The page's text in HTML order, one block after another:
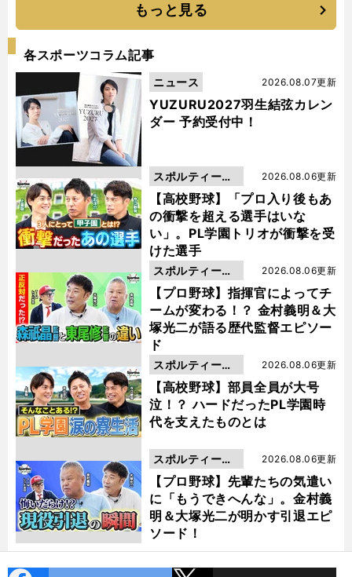
もっと見る
各スポーツコラム記事
YUZURU2027羽生結弦カレン
ダー 予約受付中！
2026.08.07更新
ニュース
【高校野球】「プロ入り後もあ
の衝撃を超える選手はいな
い」。PL学園トリオが衝撃を受
けた選手
2026.08.06更新
スポルティーバ
動画
【プロ野球】指揮官によってチ
ームが変わる！？ 金村義明＆大
塚光二が語る歴代監督エピソー
ド
2026.08.06更新
スポルティーバ
動画
【高校野球】部員全員が大号
泣！？ ハードだったPL学園時
代を支えたものとは
2026.08.06更新
スポルティーバ
動画
【プロ野球】先輩たちの気遣い
に「もうできへんな」。金村義
明＆大塚光二が明かす引退エピ
ソード！
2026.08.06更新
スポルティーバ
動画